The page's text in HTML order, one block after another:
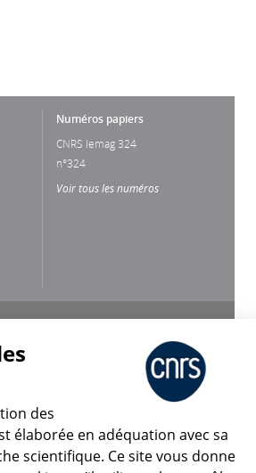
Numéros papiers
CNRS lemag 324
n°324
Voir tous les numéros
CNRS Le Mag
des
élaborée en adéquation avec sa
scientifique. Ce site vous donne